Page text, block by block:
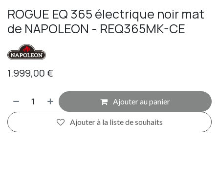
ROGUE EQ 365 électrique noir mat
de NAPOLEON - REQ365MK-CE
1.999,00€
Ajouter au panier
Ajouter à la liste de souhaits